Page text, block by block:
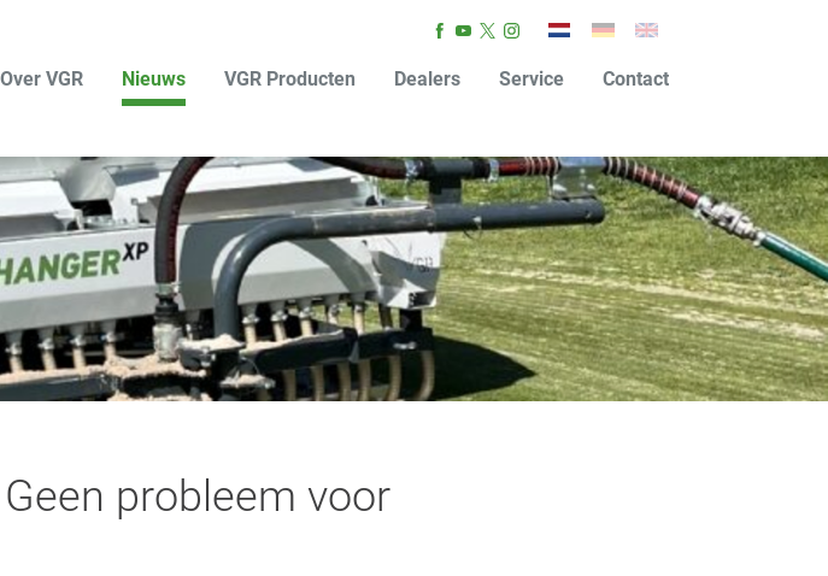
Over VGR Nieuws VGR Producten Dealers Service Contact
probleem voor